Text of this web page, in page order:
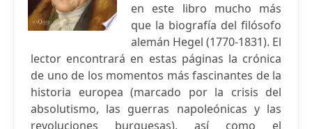
en este libro mucho más
que la biografía del filósofo
alemán Hegel (1770-1831). El
lector encontrará en estas páginas la crónica
de uno de los momentos más fascinantes de la
historia europea (marcado por la crisis del
absolutismo, las guerras napoleónicas y las
revoluciones burguesas), así como el